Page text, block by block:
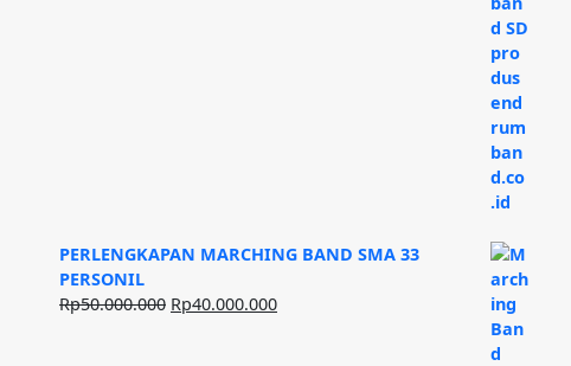
PERLENGKAPAN MARCHING BAND SMA 33
PERSONIL
Rp50.000.000 Harga
Rp40.000.000Harga